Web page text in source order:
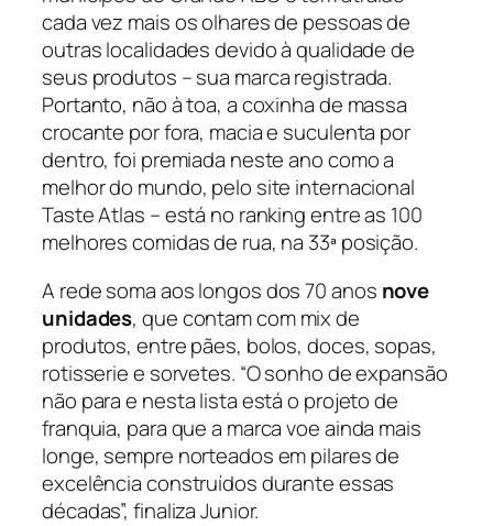
cada vez mais os olhares de pessoas de
outras localidades devido à qualidade de
seus produtos – sua marca registrada.
Portanto, não à toa, a coxinha de massa
crocante por fora, macia e suculenta por
dentro, foi premiada neste ano como a
melhor do mundo, pelo site internacional
Taste Atlas – está no ranking entre as 100
melhores comidas de rua, na 33ª posição.
A rede soma aos longos dos 70 anos nove
unidades, que contam com mix de
produtos, entre pães, bolos, doces, sopas,
rotisserie e sorvetes. “O sonho de expansão
não para e nesta lista está o projeto de
franquia, para que a marca voe ainda mais
longe, sempre norteados em pilares de
excelência construídos durante essas
décadas”, finaliza Junior.